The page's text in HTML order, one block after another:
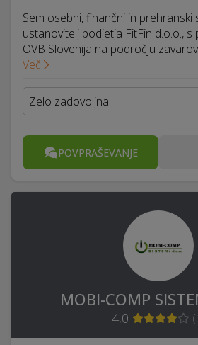
Sem osebni, finančni in prehranski
ustanovitelj podjetja FitFin d.o.o.,
OVB Slovenija na področju
Več
Zelo zadovoljna!
POVPRAŠEVANJE
MOBI-COMP
4,0 (